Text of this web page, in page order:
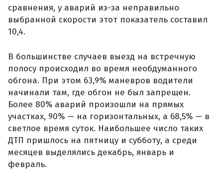
сравнения, у аварий из-за неправильно
выбранной скорости этот показатель составил
10,4.
В большинстве случаев выезд на встречную
полосу происходил во время необдуманного
обгона. При этом 63,9% маневров водители
начинали там, где обгон не был запрещен.
Более 80% аварий произошли на прямых
участках, 90% — на горизонтальных, а 68,5% — в
светлое время суток. Наибольшее число таких
ДТП пришлось на пятницу и субботу, а среди
месяцев выделялись декабрь, январь и
февраль.